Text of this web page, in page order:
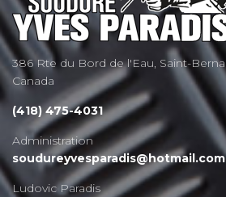
386 Rte du Bord de l'Eau, Saint-
Canada
(418) 475-4031
Administration
soudureyvesparadis@hotmail.com
Ludovic Paradis